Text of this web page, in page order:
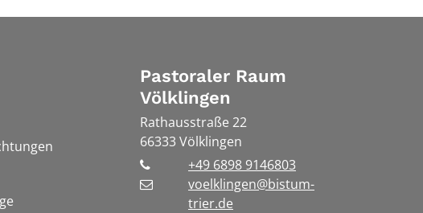
Pastoraler Raum
Völklingen
Rathausstraße 22
66333 Völklingen
+49 6898 9146803
voelklingen@bistum-
trier.de